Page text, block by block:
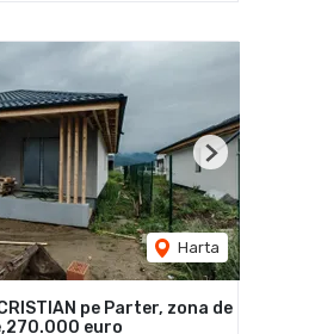
Harta
Next
pe Parter, zona de
euro